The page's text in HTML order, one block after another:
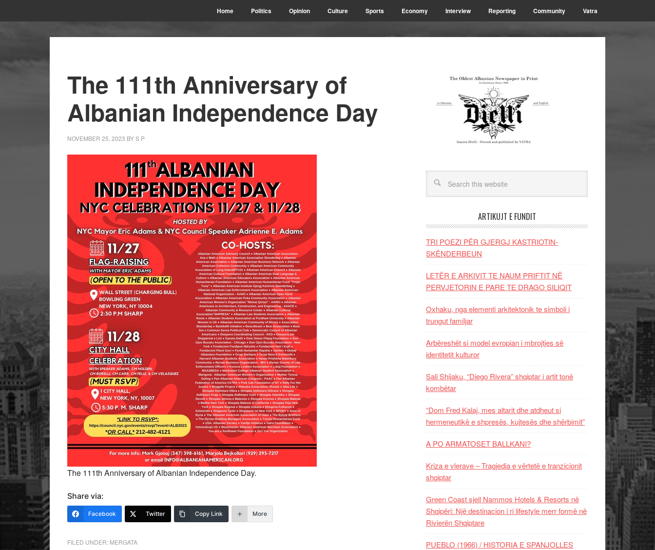
Home Politics Opinion Culture Sports Economy Interview Reporting Community Vatra
The 111th Anniversary of
Albanian Independence Day
NOVEMBER 25, 2023 BYS P
The 111th Anniversary of Albanian Independence Day.
Share via:
Facebook Twitter Copy Link More
FILED UNDER: MERGATA
ARTIKUJT E FUNDIT
TRI POEZI PËR GJERGJ KASTRIOTIN-
SKËNDERBEUN
LETËR E ARKIVIT TE NAUM PRIFTIT NË
PERVJETORIN E PARE TE DRAGO SILIQIT
Oxhaku, nga elementi arkitektonik te simboli i
trungut familjar
Arbëreshët si model evropian i mbrojtjes së
identitetit kulturor
Sali Shijaku, “Diego Rivera” shqiptar i artit tonë
kombëtar
“Dom Fred Kalaj, mes altarit dhe atdheut si
hermeneutikë e shpresës, kujtesës dhe shërbimit”
A PO ARMATOSET BALLKANI?
Kriza e vlerave – Tragjedia e vërtetë e tranzicionit
shqiptar
Green Coast sjell Nammos Hotels & Resorts në
Shqipëri: Një destinacion i ri lifestyle merr formë në
Rivierën Shqiptare
PUEBLO (1966) / HISTORIA E SPANJOLLES